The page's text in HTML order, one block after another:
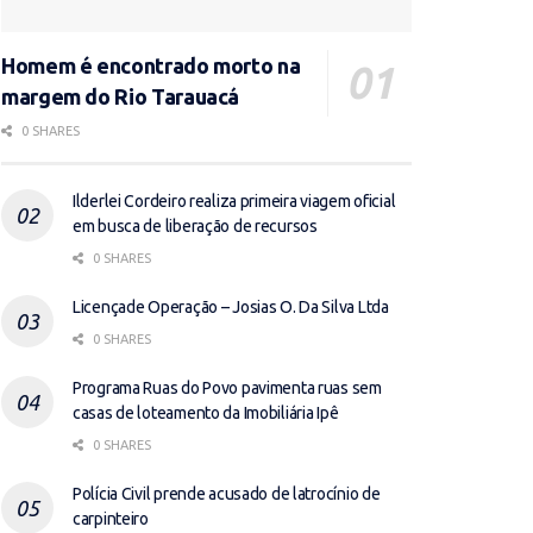
Homem é encontrado morto na
margem do Rio Tarauacá
0 SHARES
Ilderlei Cordeiro realiza primeira viagem oficial
em busca de liberação de recursos
0 SHARES
Licençade Operação – Josias O. Da Silva Ltda
0 SHARES
Programa Ruas do Povo pavimenta ruas sem
casas de loteamento da Imobiliária Ipê
0 SHARES
Polícia Civil prende acusado de latrocínio de
carpinteiro